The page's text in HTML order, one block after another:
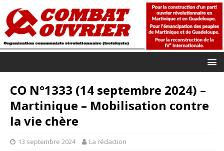
CO N°1333 (14 septembre 2024) –
Martinique – Mobilisation contre
la vie chère
13 septembre 2024 La rédaction